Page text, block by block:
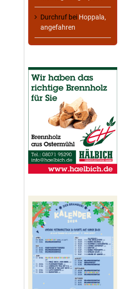
Durchruf bei Hoppala,
angefahren